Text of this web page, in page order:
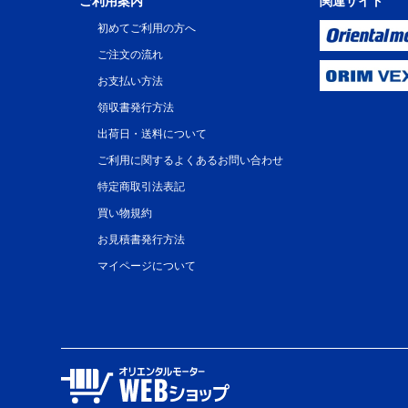
初めてご利用の方へ
ご注文の流れ
お支払い方法
領収書発行方法
出荷日・送料について
ご利用に関するよくあるお問い合わせ
特定商取引法表記
買い物規約
お見積書発行方法
マイページについて